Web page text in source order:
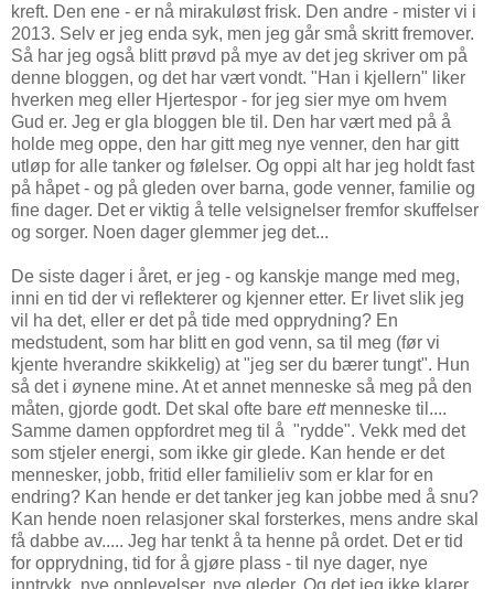
kreft. Den ene - er nå mirakuløst frisk. Den andre - mister vi i
2013. Selv er jeg enda syk, men jeg går små skritt fremover.
Så har jeg også blitt prøvd på mye av det jeg skriver om på
denne bloggen, og det har vært vondt. "Han i kjellern" liker
hverken meg eller Hjertespor - for jeg sier mye om hvem
Gud er. Jeg er gla bloggen ble til. Den har vært med på å
holde meg oppe, den har gitt meg nye venner, den har gitt
utløp for alle tanker og følelser. Og oppi alt har jeg holdt fast
på håpet - og på gleden over barna, gode venner, familie og
fine dager. Det er viktig å telle velsignelser fremfor skuffelser
og sorger. Noen dager glemmer jeg det...
De siste dager i året, er jeg - og kanskje mange med meg,
inni en tid der vi reflekterer og kjenner etter. Er livet slik jeg
vil ha det, eller er det på tide med opprydning? En
medstudent, som har blitt en god venn, sa til meg (før vi
kjente hverandre skikkelig) at "jeg ser du bærer tungt". Hun
så det i øynene mine. At et annet menneske så meg på den
måten, gjorde godt. Det skal ofte bare ettmenneske til....
Samme damen oppfordret meg til å "rydde". Vekk med det
som stjeler energi, som ikke gir glede. Kan hende er det
mennesker, jobb, fritid eller familieliv som er klar for en
endring? Kan hende er det tanker jeg kan jobbe med å snu?
Kan hende noen relasjoner skal forsterkes, mens andre skal
få dabbe av..... Jeg har tenkt å ta henne på ordet. Det er tid
for opprydning, tid for å gjøre plass - til nye dager, nye
inntrykk, nye opplevelser, nye gleder. Og det jeg ikke klarer